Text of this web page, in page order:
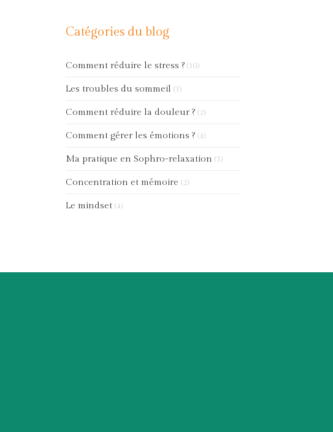
Catégories du blog
Comment réduire le stress ? (10)
Les troubles du sommeil (3)
Comment réduire la douleur ? (2)
Comment gérer les émotions ? (4)
Ma pratique en Sophro-relaxation (3)
Concentration et mémoire (2)
Le mindset (4)